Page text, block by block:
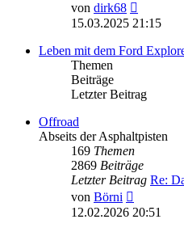
von dirk68
Beitrag
15.03.2025 21:15
Leben mit dem Ford
Themen
Beiträge
Letzter Beitrag
Offroad
Abseits der Asphaltpisten
169 Themen
2869 Beiträge
Letzter Beitrag Re:
von Börni
Beitrag
12.02.2026 20:51